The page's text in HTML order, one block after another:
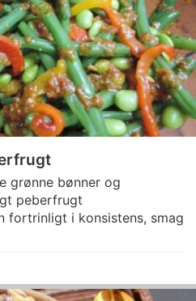
grønne bønner og
peberfrugt
fortrinligt i konsistens, smag